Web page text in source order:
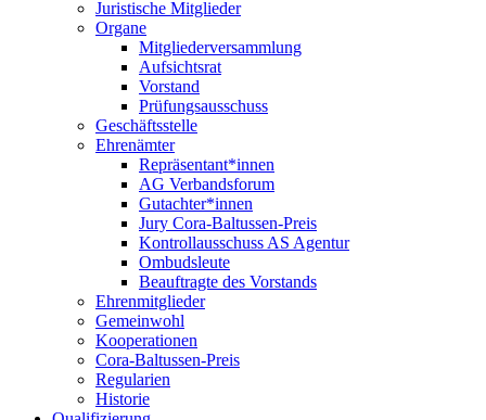
Juristische Mitglieder
Organe
Mitgliederversammlung
Aufsichtsrat
Vorstand
Prüfungsausschuss
Geschäftsstelle
Ehrenämter
Repräsentant*innen
AG Verbandsforum
Gutachter*innen
Jury Cora-Baltussen-Preis
Kontrollausschuss AS Agentur
Ombudsleute
Beauftragte des Vorstands
Ehrenmitglieder
Gemeinwohl
Kooperationen
Cora-Baltussen-Preis
Regularien
Historie